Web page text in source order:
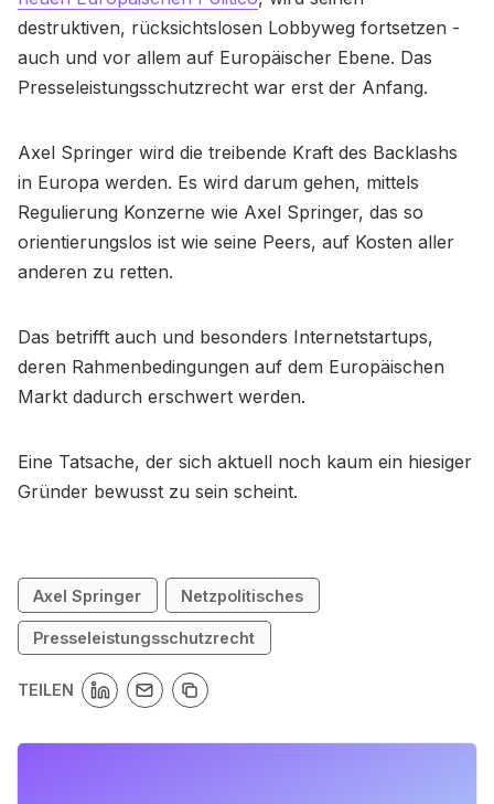
destruktiven, rücksichtslosen Lobbyweg fortsetzen -
auch und vor allem auf Europäischer Ebene. Das
Presseleistungsschutzrecht war erst der Anfang.
Axel Springer wird die treibende Kraft des Backlashs
in Europa werden. Es wird darum gehen, mittels
Regulierung Konzerne wie Axel Springer, das so
orientierungslos ist wie seine Peers, auf Kosten aller
anderen zu retten.
Das betrifft auch und besonders Internetstartups,
deren Rahmenbedingungen auf dem Europäischen
Markt dadurch erschwert werden.
Eine Tatsache, der sich aktuell noch kaum ein hiesiger
Gründer bewusst zu sein scheint.
Axel Springer Netzpolitisches
Presseleistungsschutzrecht
TEILEN